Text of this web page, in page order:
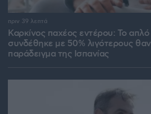
Καρκίνος παχέος εντέρου: Το
συνδέθηκε με 50% λιγότερους
παράδειγμα της Ισπανίας
πριν 39 λεπτά